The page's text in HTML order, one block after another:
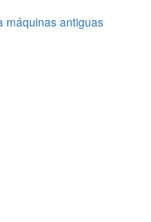
máquinas antiguas